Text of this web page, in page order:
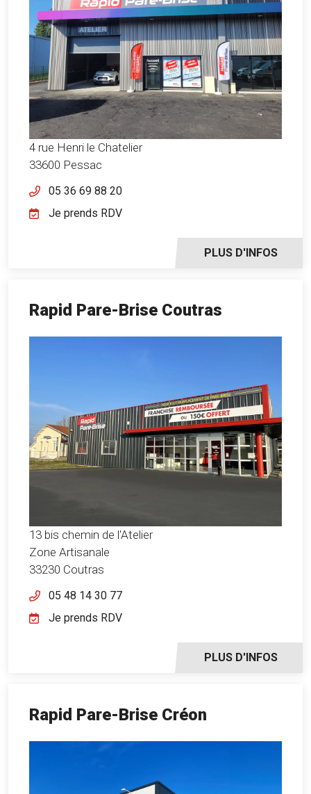
4 rue Henri le Chatelier
33600 Pessac
05 36 69 88 20
PLUS D'INFOS
Je prends RDV
Rapid Pare-Brise Coutras
13 bis chemin de l'Atelier
Zone Artisanale
33230 Coutras
05 48 14 30 77
PLUS D'INFOS
Je prends RDV
Rapid Pare-Brise Créon